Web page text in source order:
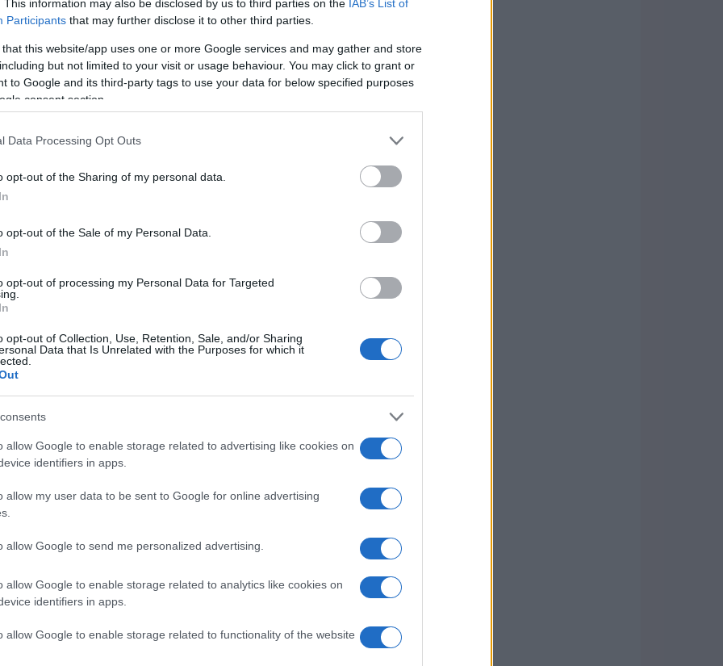
This information may also be disclosed by us to third parties on the IAB’s List of
Participants that may further disclose it to other third parties.
that this website/app uses one or more Google services and may gather and store
but not limited to your visit or usage behaviour. You may click to grant or
to Google and its third-party tags to use your data for below specified purposes
consent section.
Data Processing Opt Outs
opt-out of the Sharing of my personal data.
opt-out of the Sale of my Personal Data.
opt-out of processing my Personal Data for Targeted
opt-out of Collection, Use, Retention, Sale, and/or Sharing
Data that Is Unrelated with the Purposes for which it
allow Google to enable storage related to advertising like cookies on
identifiers in apps.
allow my user data to be sent to Google for online advertising
allow Google to send me personalized advertising.
allow Google to enable storage related to analytics like cookies on
identifiers in apps.
allow Google to enable storage related to functionality of the website
design elegante e un’interpretazione
adatte a ogni occasione. Questo articolo
per l’autunno-inverno 2025/2026 e
due tendenze principali riguardo alle
più femminili, come le
Lise di Celine
morbida, ispirate alle scarpe da
sono leSouris di Lemaire, che
perfette per chi cerca un equilibrio tra
Repetto x Jacquemushanno
rendendole chic e sofisticate. Questi design